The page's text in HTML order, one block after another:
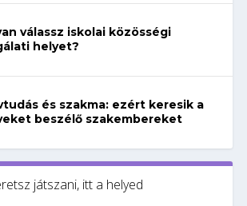
válassz iskolai közösségi
helyet?
és szakma: ezért keresik a
beszélő szakembereket
játszani, itt a helyed